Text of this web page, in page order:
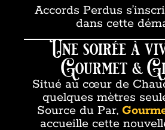
Accords Perdus
dans cette
Une soirée à
Gourmet &
Situé au cœur de
quelques mètres
Source du Par,
accueille cette